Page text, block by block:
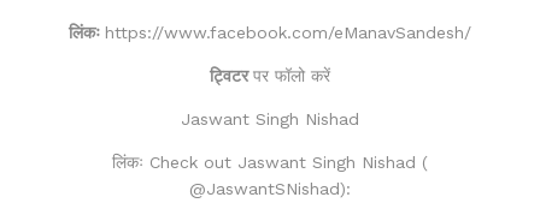
लिंकः https://www.facebook.com/eManavSandesh/
ट्विटरपर फॉलो करें
Jaswant Singh Nishad
लिंकः Check out Jaswant Singh Nishad (
@JaswantSNishad):